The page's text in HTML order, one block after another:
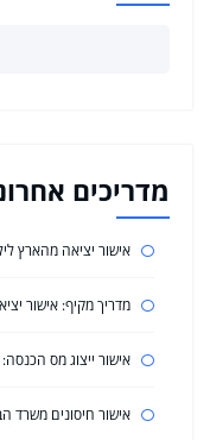
מדריכים
אישור יציאה מהארץ
מדריך מקיף: אישור
אישור ייצוג מס הכנסה:
אישור חיסונים משרד